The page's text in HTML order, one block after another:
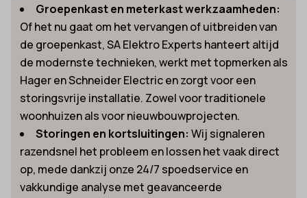
Groepenkast en meterkast werkzaamheden:
Of het nu gaat om het vervangen of uitbreiden van
de groepenkast, SA Elektro Experts hanteert altijd
de modernste technieken, werkt met topmerken als
Hager en Schneider Electric en zorgt voor een
storingsvrije installatie. Zowel voor traditionele
woonhuizen als voor nieuwbouwprojecten.
Storingen en kortsluitingen: Wij signaleren
razendsnel het probleem en lossen het vaak direct
op, mede dankzij onze 24/7 spoedservice en
vakkundige analyse met geavanceerde